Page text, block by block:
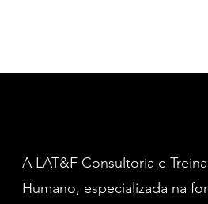
A LAT&F Consultoria e
Humano, especializada na